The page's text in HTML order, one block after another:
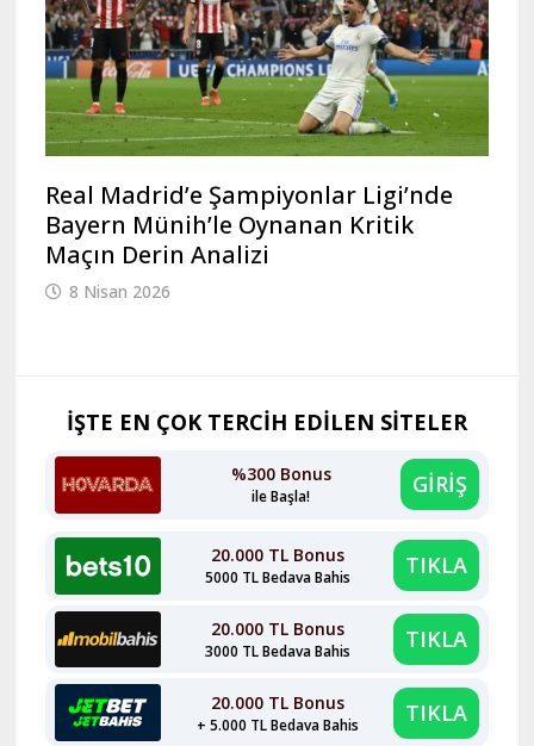
Real Madrid’e Şampiyonlar Ligi’nde
Bayern Münih’le Oynanan Kritik
Maçın Derin Analizi
8 Nisan 2026
İŞTE EN ÇOK TERCİH EDİLEN SİTELER
%300 Bonus
ile Başla! GİRİŞ
20.000 TL Bonus
5000 TL Bedava Bahis TIKLA
20.000 TL Bonus
3000 TL Bedava Bahis TIKLA
20.000 TL Bonus
+ 5.000 TL Bedava Bahis TIKLA